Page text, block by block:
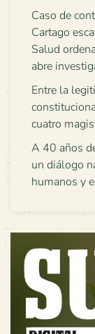
Caso de
Cartago
Salud
abre
Entre la
cuatro
A 40 años
un diálogo
humanos y